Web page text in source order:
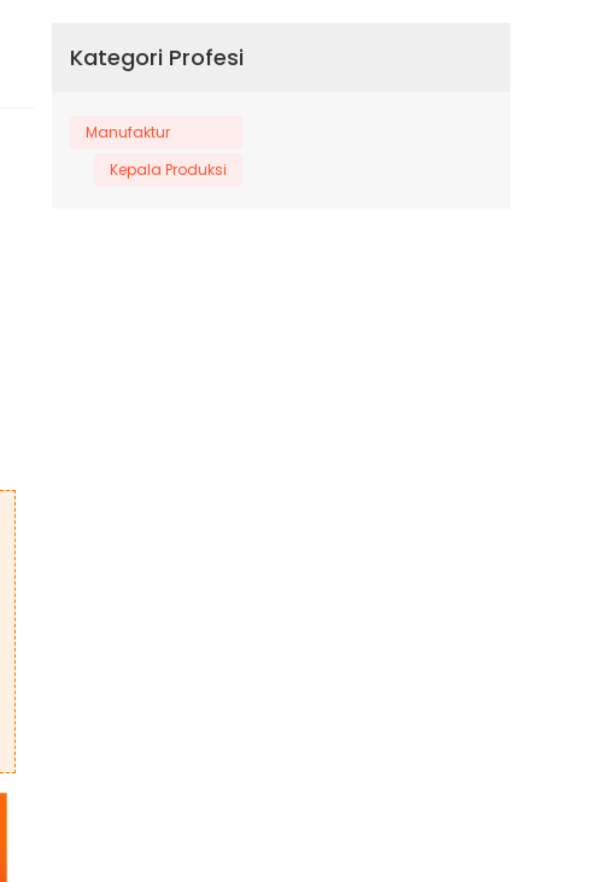
Kategori Profesi
Manufaktur
Kepala Produksi